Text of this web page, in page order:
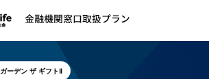
ガーデン ザ ギフトⅡ